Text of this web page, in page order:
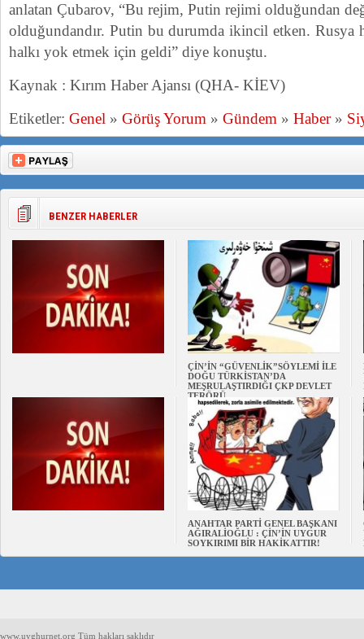
anlatan Çubarov, “Bu rejim, Putin rejimi olduğundan
olduğundandır. Putin bu durumda ikincil etken. Rusya
halkı yok etmek için geldi” diye konuştu.
Kaynak : Kırım Haber Ajansı (QHA- KİEV)
Etiketler: Genel » Görüş Yorum » Gündem » Haber»
BENZER HABERLER
ÇİN’İN “GÜVENLİK”SÖYLEMİ İLE
DOĞU TÜRKİSTAN’DA
MEŞRULAŞTIRDIĞI ÇKP DEVLET
TERÖRÜ
ANAHTAR PARTİ GENEL BAŞKANI
AĞIRALİOĞLU : ÇİN’İN UYGUR
SOYKIRIMI BİR HAKİKATTIR!
www.uyghurnet.org Tüm hakları saklıdır